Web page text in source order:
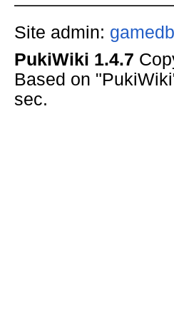
Site admin:
PukiWiki 1.4.7
Based on
sec.